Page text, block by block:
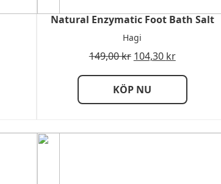
Natural Enzymatic Foot Bath Salt
Hagi
149,00kr 104,30 kr
KÖP NU